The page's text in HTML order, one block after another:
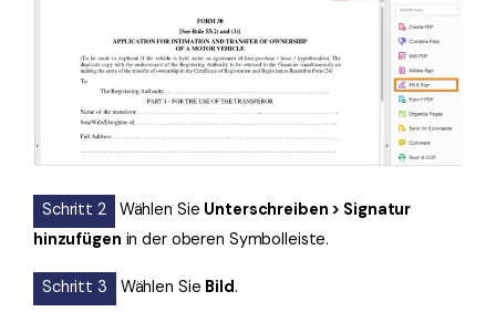
Schritt 2 Wählen Sie Unterschreiben > Signatur
hinzufügen in der oberen Symbolleiste.
Schritt 3 Wählen Sie Bild.